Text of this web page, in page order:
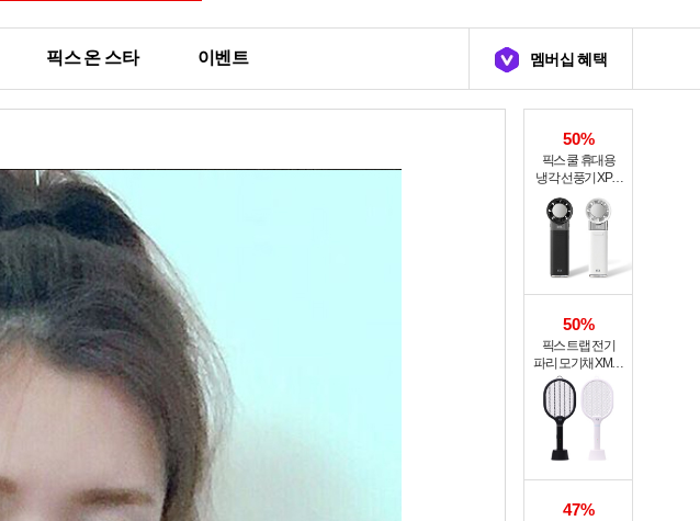
픽스 온 스타 이벤트 멤버십 혜택
50%
픽스 쿨 휴대용
냉각 선풍기 XPF-
50%
픽스 트랩 전기
파리 모기채 XMR-
301
47%